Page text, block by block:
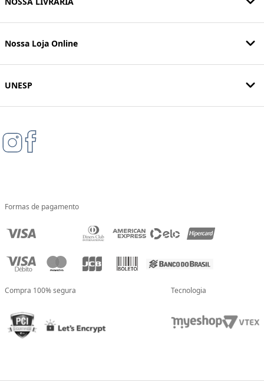
Nossa Loja Online
UNESP
Formas de pagamento
Compra 100% segura Tecnologia